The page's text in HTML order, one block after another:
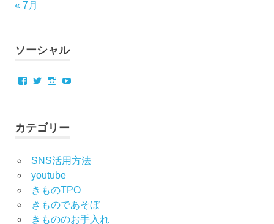
« 7月
ソーシャル
Facebook
TwitterInstagram
YouTube
カテゴリー
SNS活用方法
youtube
きものTPO
きものであそぼ
きもののお手入れ